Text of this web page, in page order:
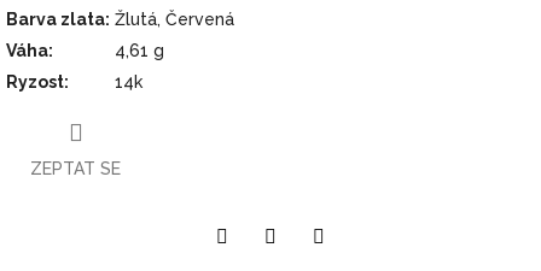
Barva zlata: Žlutá, Červená
Váha:
4,61 g
Ryzost: 14k
ZEPTAT SE